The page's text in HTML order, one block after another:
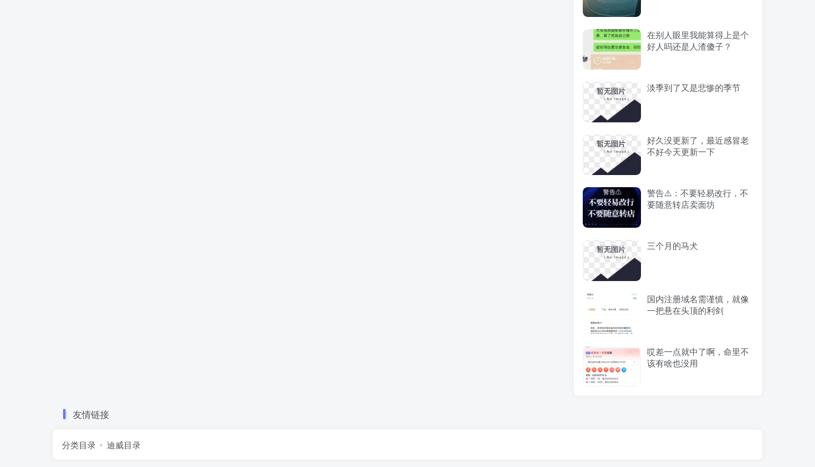
在别人眼里我能算得上是个
好人吗还是人渣傻子？
淡季到了又是悲惨的季节
好久没更新了，最近感冒老
不好今天更新一下
警告⚠️：不要轻易改行，不
要随意转店卖面坊
三个月的马犬
国内注册域名需谨慎，就像
一把悬在头顶的利剑
哎差一点就中了啊，命里不
该有啥也没用
友情链接
分类目录 迪威目录